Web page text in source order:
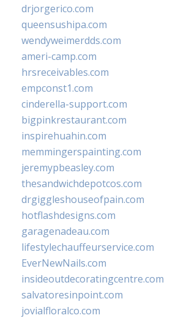
drjorgerico.com
queensushipa.com
wendyweimerdds.com
ameri-camp.com
hrsreceivables.com
empconst1.com
cinderella-support.com
bigpinkrestaurant.com
inspirehuahin.com
memmingerspainting.com
jeremypbeasley.com
thesandwichdepotcos.com
drgiggleshouseofpain.com
hotflashdesigns.com
garagenadeau.com
lifestylechauffeurservice.com
EverNewNails.com
insideoutdecoratingcentre.com
salvatoresinpoint.com
jovialfloralco.com